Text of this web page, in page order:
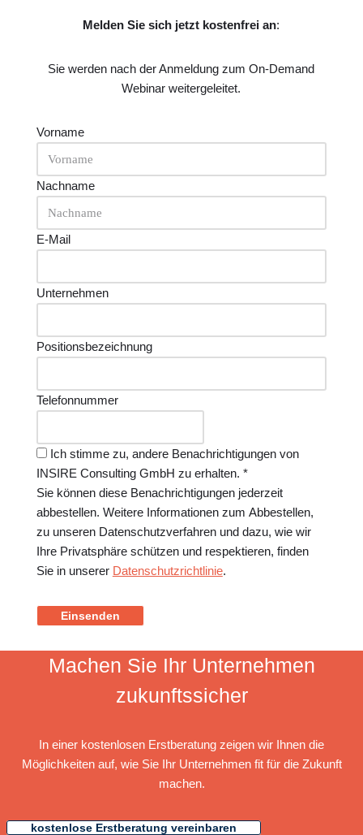
Melden Sie sich jetzt kostenfrei an:
Sie werden nach der Anmeldung zum On-Demand
Webinar weitergeleitet.
Vorname
Nachname
E-Mail
Unternehmen
Positionsbezeichnung
Telefonnummer
Ich stimme zu, andere Benachrichtigungen von
INSIRE Consulting GmbH zu erhalten. *
Sie können diese Benachrichtigungen jederzeit
abbestellen. Weitere Informationen zum Abbestellen,
zu unseren Datenschutzverfahren und dazu, wie wir
Ihre Privatsphäre schützen und respektieren, finden
Sie in unserer Datenschutzrichtlinie.
Einsenden
Machen Sie Ihr Unternehmen
zukunftssicher
In einer kostenlosen Erstberatung zeigen wir Ihnen die
Möglichkeiten auf, wie Sie Ihr Unternehmen fit für die Zukunft
machen.
kostenlose Erstberatung vereinbaren